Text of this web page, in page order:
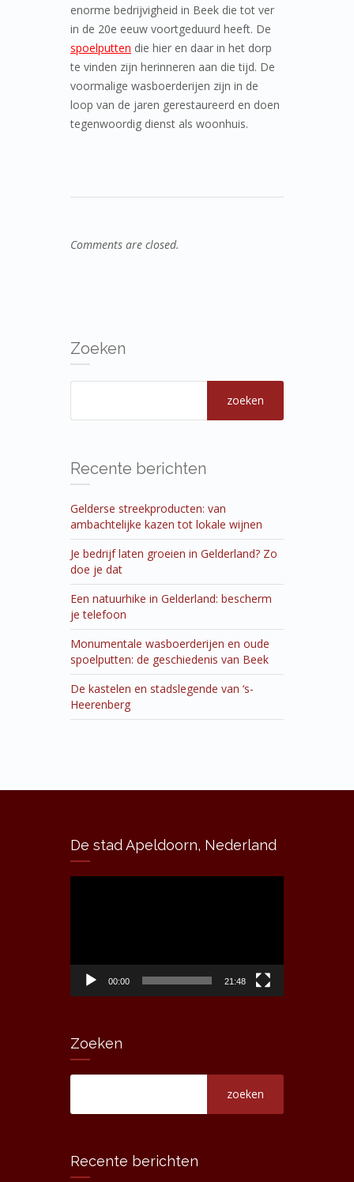
enorme bedrijvigheid in Beek die tot ver
in de 20e eeuw voortgeduurd heeft. De
spoelputten die hier en daar in het dorp
te vinden zijn herinneren aan die tijd. De
voormalige wasboerderijen zijn in de
loop van de jaren gerestaureerd en doen
tegenwoordig dienst als woonhuis.
Comments are closed.
Zoeken
Recente berichten
Gelderse streekproducten: van
ambachtelijke kazen tot lokale wijnen
Je bedrijf laten groeien in Gelderland? Zo
doe je dat
Een natuurhike in Gelderland: bescherm
je telefoon
Monumentale wasboerderijen en oude
spoelputten: de geschiedenis van Beek
De kastelen en stadslegende van ‘s-
Heerenberg
De stad Apeldoorn, Nederland
00:00 21:48
Zoeken
Recente berichten